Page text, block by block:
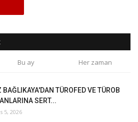
Bu ay Her zaman
BAĞLIKAYA'DAN TÜROFED VE TÜROB
SERT...
5, 2026